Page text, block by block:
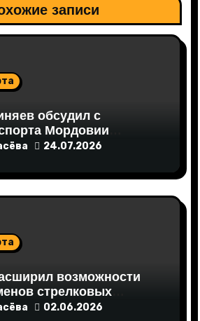
записи
обсудил с
Мордовии
24.07.2026
возможности
стрелковых
02.06.2026